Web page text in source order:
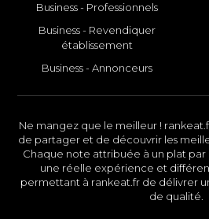
Business - Professionnels
Business - Revendiquer
établissement
Business - Annonceurs
Ne mangez que le meilleur !
de partager et de découvrir les
Chaque note attribuée à un plat par
une réelle expérience et
permettant à rankeat.fr de délivrer
de qualité.